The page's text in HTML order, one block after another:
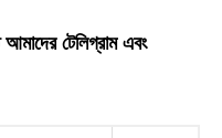
টেলিগ্রাম এবং